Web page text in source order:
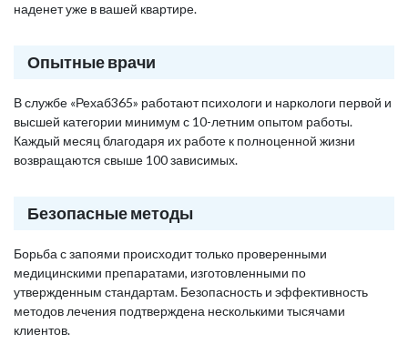
наденет уже в вашей квартире.
Опытные врачи
В службе «Рехаб365» работают психологи и наркологи первой и
высшей категории минимум с 10-летним опытом работы.
Каждый месяц благодаря их работе к полноценной жизни
возвращаются свыше 100 зависимых.
Безопасные методы
Борьба с запоями происходит только проверенными
медицинскими препаратами, изготовленными по
утвержденным стандартам. Безопасность и эффективность
методов лечения подтверждена несколькими тысячами
клиентов.